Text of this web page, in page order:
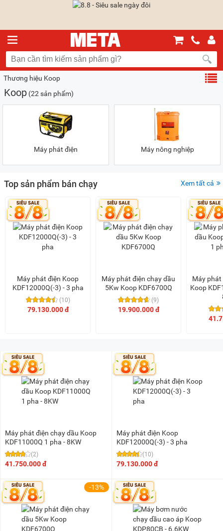
Thương hiệu Koop
Koop (22 sản phẩm)
Máy phát điện Máy nông nghiệp
Top sản phẩm bán chạy Xem tất cả
Máy phát điện Koop
KDF12000Q(-3) - 3 pha
(10)
79.130.000 đ
Máy phát điện chạy dầu
5Kw Koop KDF6700Q
(9)
19.900.000 đ
Máy phát
Koop
Máy phát điện chạy dầu Koop
KDF11000Q 1 pha - 8KW
(2)
41.750.000 đ
Máy phát điện Koop
KDF12000Q(-3) - 3 pha
(10)
79.130.000 đ
-13%